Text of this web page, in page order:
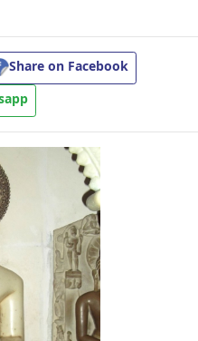
Share on Facebook